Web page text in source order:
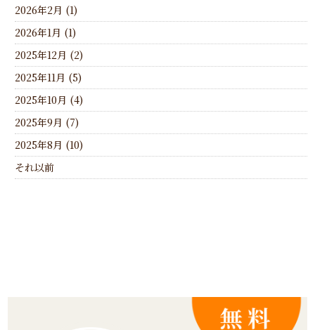
2026年2月 (1)
2026年1月 (1)
2025年12月 (2)
2025年11月 (5)
2025年10月 (4)
2025年9月 (7)
2025年8月 (10)
それ以前